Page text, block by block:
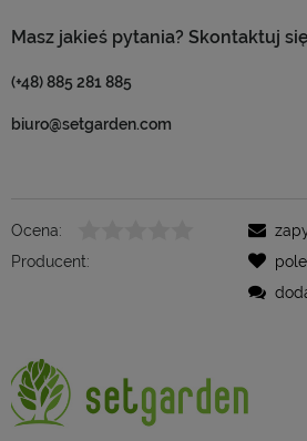
Masz jakieś pytania? Skontaktuj
(+48) 885 281 885
biuro@setgarden.com
Ocena:
Producent: